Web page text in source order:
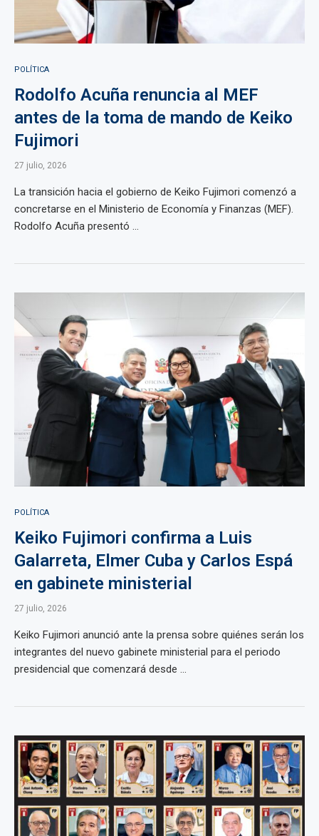
POLÍTICA
Rodolfo Acuña renuncia al MEF
antes de la toma de mando de Keiko
Fujimori
27 julio, 2026
La transición hacia el gobierno de Keiko Fujimori comenzó a
concretarse en el Ministerio de Economía y Finanzas (MEF).
Rodolfo Acuña presentó ...
POLÍTICA
Keiko Fujimori confirma a Luis
Galarreta, Elmer Cuba y Carlos Espá
en gabinete ministerial
27 julio, 2026
Keiko Fujimori anunció ante la prensa sobre quiénes serán los
integrantes del nuevo gabinete ministerial para el periodo
presidencial que comenzará desde ...